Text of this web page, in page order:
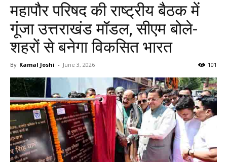
महापौर परिषद की राष्ट्रीय बैठक में
गूंजा उत्तराखंड मॉडल, सीएम बोले-
शहरों से बनेगा विकसित भारत
By Kamal Joshi - June 3, 2026 101